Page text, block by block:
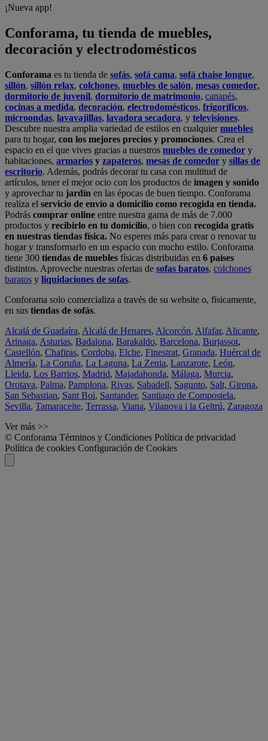
¡Nueva app!
Conforama, tu tienda de muebles,
decoración y electrodomésticos
Conforama es tu tienda de sofás, sofá cama, sofá chaise longue,
sillón, sillón relax, colchones, muebles de salón, mesas comedor,
dormitorio de juvenil, dormitorio de matrimonio, canapés,
cocinas a medida, decoración, electrodomésticos, frigoríficos,
microondas, lavavajillas, lavadora secadora, y televisiones.
Descubre nuestra amplia variedad de estilos en cualquiermuebles
para tu hogar, con los mejores precios y promociones. Crea el
espacio en el que vives gracias a nuestros muebles de comedor y
habitaciones, armarios y zapateros, mesas de comedor y sillas de
escritorio. Además, podrás decorar tu casa con multitud de
artículos, tener el mejor ocio con los productos de imagen y sonido
y aprovechar tu jardín en las épocas de buen tiempo. Conforama
realiza el servicio de envío a domicilio como recogida en tienda.
Podrás comprar online entre nuestra gama de más de 7.000
productos y recibirlo en tu domicilio, o bien con recogida gratis
en nuestras tiendas física. No esperes más para crear o renovar tu
hogar y transformarlo en un espacio con mucho estilo. Conforama
tiene 300 tiendas de muebles físicas distribuidas en 6 países
distintos. Aproveche nuestras ofertas de sofas baratos, colchones
baratos y liquidaciones de sofas.
Conforama solo comercializa a través de su website o, físicamente,
en sus tiendas de sofás.
Alcalá de Guadaíra, Alcalá de Henares, Alcorcón, Alfafar, Alicante,
Arinaga, Asturias, Badalona, Barakaldo, Barcelona, Burjassot,
Castellón, Chafiras, Cordoba, Elche, Finestrat, Granada, Huércal de
Almería, La Coruña, La Laguna, La Zenia, Lanzarote, León,
Lleida, Los Barrios, Madrid, Majadahonda, Málaga, Murcia,
Orotava, Palma, Pamplona, Rivas, Sabadell, Sagunto, Salt, Girona,
San Sebastian, Sant Boi, Santander, Santiago de Compostela,
Sevilla, Tamaraceite, Terrassa, Viana, Vilanova i la Geltrú, Zaragoza
Ver más >>
© Conforama Términos y Condiciones Política de privacidad
Política de cookies Configuración de Cookies